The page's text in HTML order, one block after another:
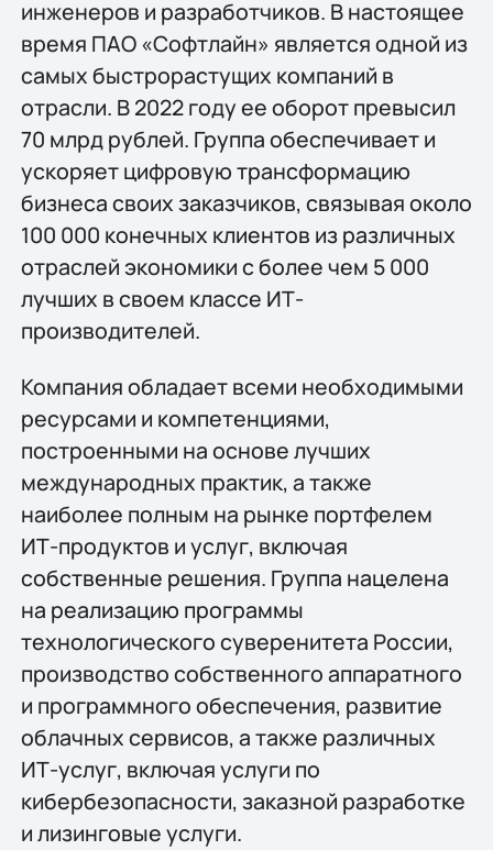
инженеров и разработчиков. В настоящее
время ПАО «Софтлайн» является одной из
самых быстрорастущих компаний в
отрасли. В 2022 году ее оборот превысил
70 млрд рублей. Группа обеспечивает и
ускоряет цифровую трансформацию
бизнеса своих заказчиков, связывая около
100 000 конечных клиентов из различных
отраслей экономики с более чем 5 000
лучших в своем классе ИТ-
производителей.
Компания обладает всеми необходимыми
ресурсами и компетенциями,
построенными на основе лучших
международных практик, а также
наиболее полным на рынке портфелем
ИТ-продуктов и услуг, включая
собственные решения. Группа нацелена
на реализацию программы
технологического суверенитета России,
производство собственного аппаратного
и программного обеспечения, развитие
облачных сервисов, а также различных
ИТ-услуг, включая услуги по
кибербезопасности, заказной разработке
и лизинговые услуги.